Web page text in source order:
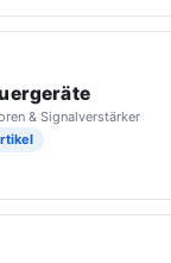
& Signalverstärker